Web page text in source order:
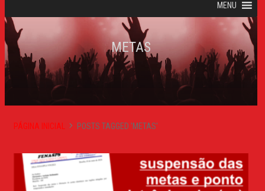
MENU
METAS
PÁGINA INICIAL POSTS TAGGED 'METAS'